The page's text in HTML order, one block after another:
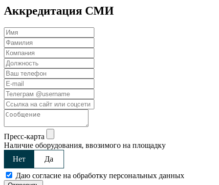
Аккредитация СМИ
Пресс-карта
Наличие оборудования, ввозимого на площадку
Нет
Да
Даю согласие на обработку персональных данных